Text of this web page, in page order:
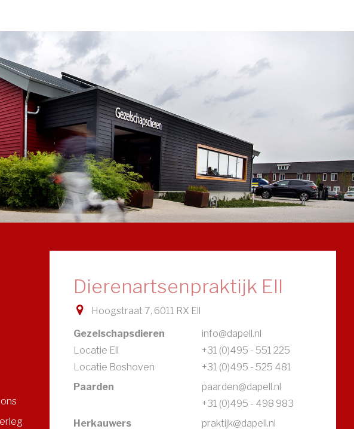
Dierenartsenpraktijk Ell
Hoogstraat 7, 6011 RX Ell
Gezelschapsdieren
info@dapell.nl
Locatie Ell
+31 (0)495 - 551 225
Locatie Boshoven
+31 (0)495 - 525 481
Paarden
paarden@dapell.nl
+31 (0)495 - 498 983
Herkauwers
praktijk@dapell.nl